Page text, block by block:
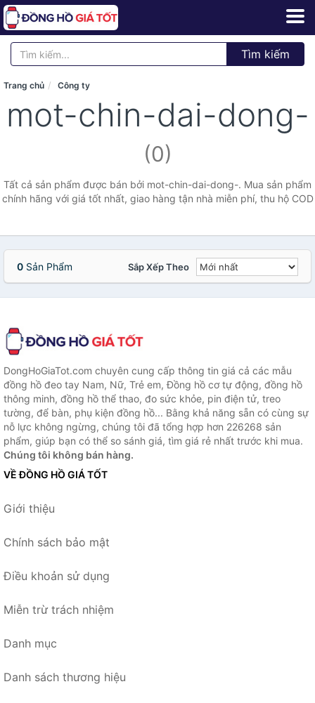
Tìm kiếm
Trang chủ Công ty
mot-chin-dai-dong-
(0)
Tất cả sản phẩm được bán bởi mot-chin-dai-dong-. Mua sản phẩm
chính hãng với giá tốt nhất, giao hàng tận nhà miễn phí, thu hộ COD
0 Sản Phẩm Sắp Xếp Theo
DongHoGiaTot.com chuyên cung cấp thông tin giá cả các mẫu
đồng hồ đeo tay Nam, Nữ, Trẻ em, Đồng hồ cơ tự động, đồng hồ
thông minh, đồng hồ thể thao, đo sức khỏe, pin điện tử, treo
tường, để bàn, phụ kiện đồng hồ... Bằng khả năng sẵn có cùng sự
nỗ lực không ngừng, chúng tôi đã tổng hợp hơn 226268 sản
phẩm, giúp bạn có thể so sánh giá, tìm giá rẻ nhất trước khi mua.
Chúng tôi không bán hàng.
VỀ ĐỒNG HỒ GIÁ TỐT
Giới thiệu
Chính sách bảo mật
Điều khoản sử dụng
Miễn trừ trách nhiệm
Danh mục
Danh sách thương hiệu